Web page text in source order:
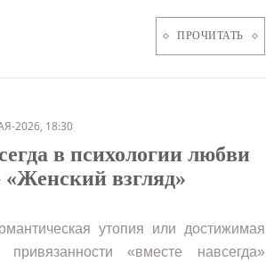
ПРОЧИТАТЬ
2026, 18:30
в психологии любви
взгляд»
утопия или достижимая
«вместе навсегда»